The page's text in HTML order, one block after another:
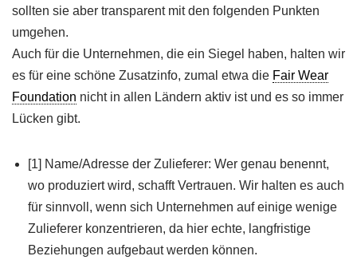
sollten sie aber transparent mit den folgenden Punkten
umgehen.
Auch für die Unternehmen, die ein Siegel haben, halten wir
es für eine schöne Zusatzinfo, zumal etwa die Fair Wear
Foundation nicht in allen Ländern aktiv ist und es so immer
Lücken gibt.
[1] Name/Adresse der Zulieferer: Wer genau benennt,
wo produziert wird, schafft Vertrauen. Wir halten es auch
für sinnvoll, wenn sich Unternehmen auf einige wenige
Zulieferer konzentrieren, da hier echte, langfristige
Beziehungen aufgebaut werden können.